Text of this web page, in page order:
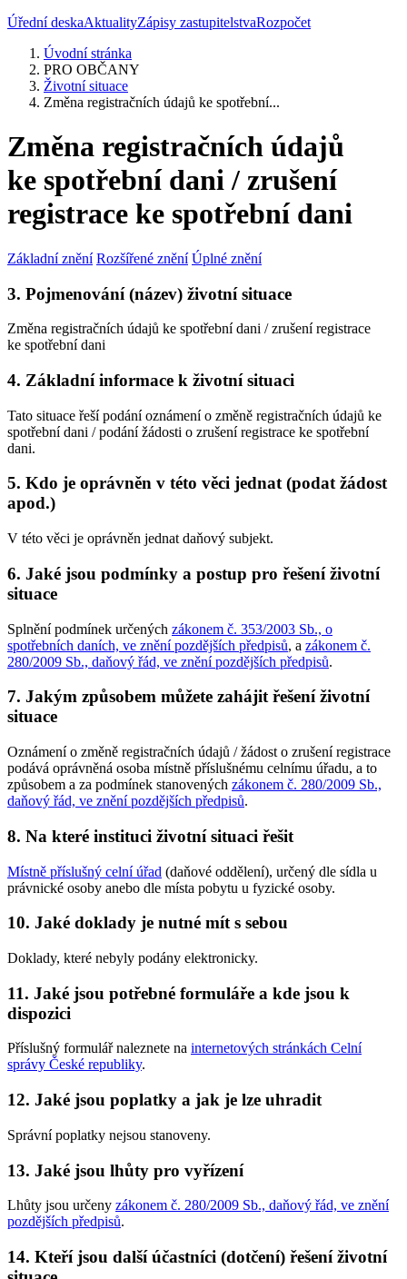
Úřední deskaAktualityZápisy zastupitelstvaRozpočet
Úvodní stránka
PRO OBČANY
Životní situace
Změna registračních údajů ke spotřební...
Změna registračních údajů
ke spotřební dani / zrušení
registrace ke spotřební dani
Základní znění Rozšířené znění Úplné znění
3. Pojmenování (název) životní situace
Změna registračních údajů ke spotřební dani / zrušení registrace
ke spotřební dani
4. Základní informace k životní situaci
Tato situace řeší podání oznámení o změně registračních údajů ke
spotřební dani / podání žádosti o zrušení registrace ke spotřební
dani.
5. Kdo je oprávněn v této věci jednat (podat žádost
apod.)
V této věci je oprávněn jednat daňový subjekt.
6. Jaké jsou podmínky a postup pro řešení životní
situace
Splnění podmínek určených zákonem č. 353/2003 Sb., o
spotřebních daních, ve znění pozdějších předpisů, a zákonem č.
280/2009 Sb., daňový řád, ve znění pozdějších předpisů.
7. Jakým způsobem můžete zahájit řešení životní
situace
Oznámení o změně registračních údajů / žádost o zrušení registrace
podává oprávněná osoba místně příslušnému celnímu úřadu, a to
způsobem a za podmínek stanovených zákonem č. 280/2009 Sb.,
daňový řád, ve znění pozdějších předpisů.
8. Na které instituci životní situaci řešit
Místně příslušný celní úřad (daňové oddělení), určený dle sídla u
právnické osoby anebo dle místa pobytu u fyzické osoby.
10. Jaké doklady je nutné mít s sebou
Doklady, které nebyly podány elektronicky.
11. Jaké jsou potřebné formuláře a kde jsou k
dispozici
Příslušný formulář naleznete na internetových stránkách Celní
správy České republiky.
12. Jaké jsou poplatky a jak je lze uhradit
Správní poplatky nejsou stanoveny.
13. Jaké jsou lhůty pro vyřízení
Lhůty jsou určeny zákonem č. 280/2009 Sb., daňový řád, ve znění
pozdějších předpisů.
14. Kteří jsou další účastníci (dotčení) řešení životní